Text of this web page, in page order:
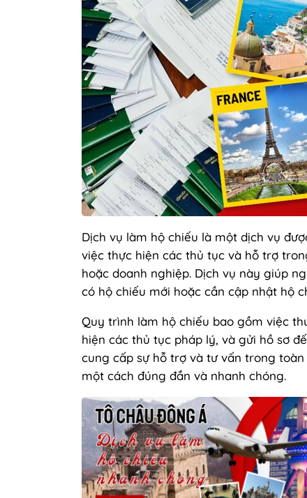
Dịch vụ làm hộ chiếu là một dịch vụ
việc thực hiện các thủ tục và hỗ trợ
hoặc doanh nghiệp. Dịch vụ này giúp
có hộ chiếu mới hoặc cần cập nhật hộ
Quy trình làm hộ chiếu bao gồm việc
hiện các thủ tục pháp lý, và gửi hồ sơ
cung cấp sự hỗ trợ và tư vấn trong
một cách đúng đắn và nhanh chóng.